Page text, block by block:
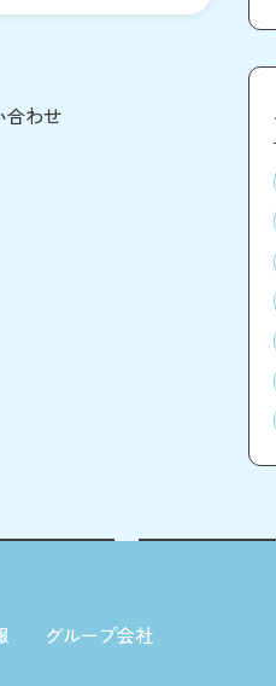
合わせ
グループ会社